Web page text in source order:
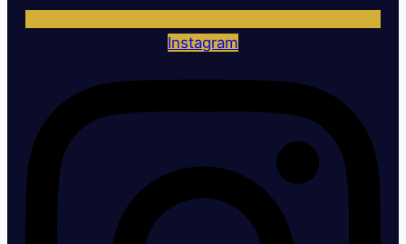
Instagram